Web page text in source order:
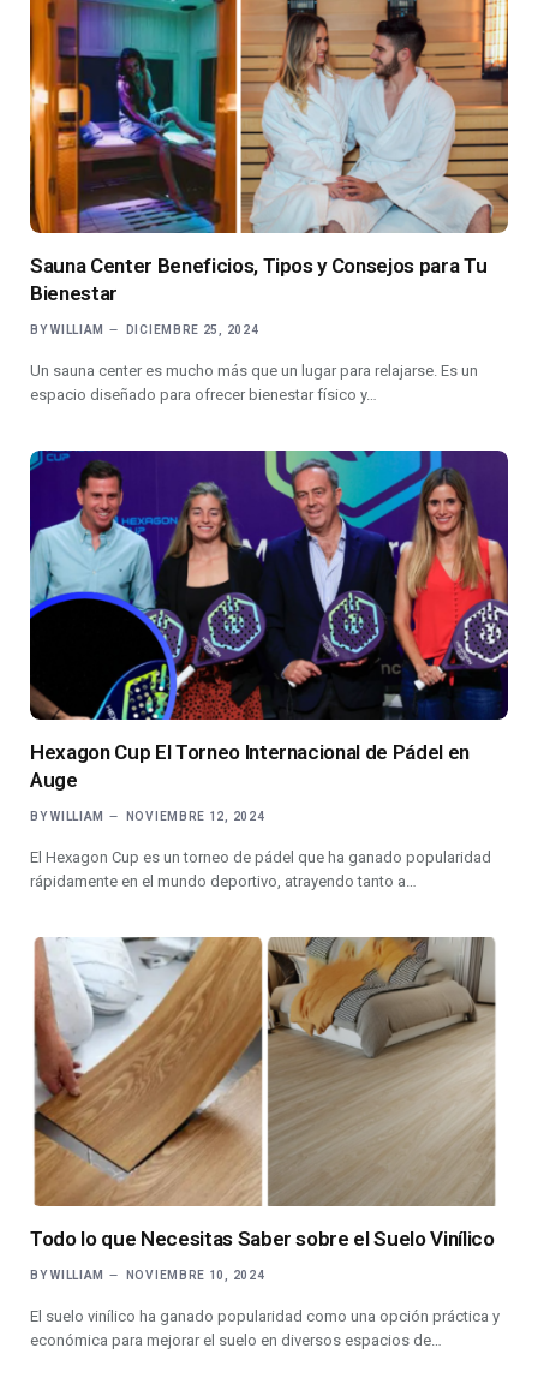
Sauna Center Beneficios, Tipos y Consejos para Tu
Bienestar
BY WILLIAM DICIEMBRE 25, 2024
Un sauna center es mucho más que un lugar para relajarse. Es un
espacio diseñado para ofrecer bienestar físico y…
Hexagon Cup El Torneo Internacional de Pádel en
Auge
BY WILLIAM NOVIEMBRE 12, 2024
El Hexagon Cup es un torneo de pádel que ha ganado popularidad
rápidamente en el mundo deportivo, atrayendo tanto a…
Todo lo que Necesitas Saber sobre el Suelo Vinílico
BY WILLIAM NOVIEMBRE 10, 2024
El suelo vinílico ha ganado popularidad como una opción práctica y
económica para mejorar el suelo en diversos espacios de…